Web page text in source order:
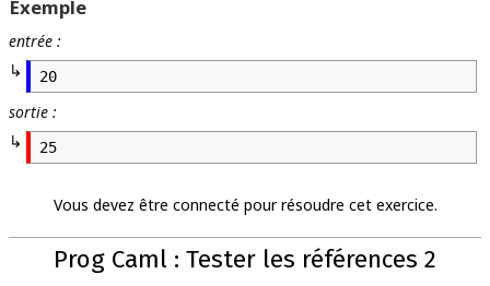
Exemple
entrée :
20
sortie :
25
Vous devez être connecté pour résoudre cet exercice.
Prog Caml : Tester les références 2